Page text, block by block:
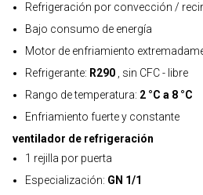
Refrigeración por convección /
Bajo consumo de energía
Motor de enfriamiento
Refrigerante: R290 , sin CFC - libre
Rango de temperatura: 2 °C a 8 °C
Enfriamiento fuerte y constante
ventilador de refrigeración
1 rejilla por puerta
Especialización: GN 1/1